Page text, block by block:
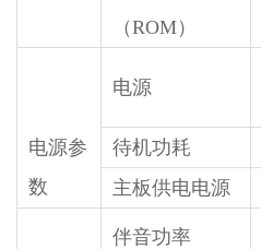
（ROM）
电源参
数
电源
待机功耗
主板供电电源
伴音功率